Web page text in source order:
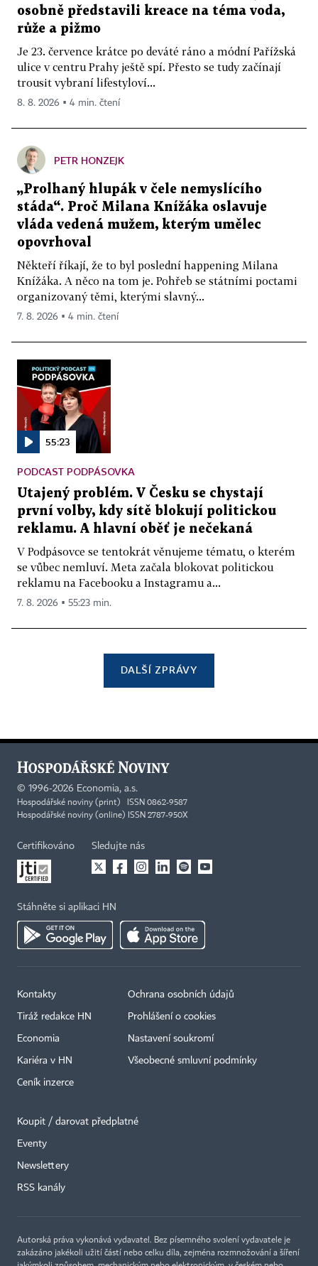
osobně představili kreace na téma voda,
růže a pižmo
Je 23. července krátce po deváté ráno a módní Pařížská
ulice v centru Prahy ještě spí. Přesto se tudy začínají
trousit vybraní lifestyloví...
8. 8. 2026 ▪ 4 min. čtení
PETR HONZEJK
„Prolhaný hlupák v čele nemyslícího
stáda“. Proč Milana Knížáka oslavuje
vláda vedená mužem, kterým umělec
opovrhoval
Někteří říkají, že to byl poslední happening Milana
Knížáka. A něco na tom je. Pohřeb se státními poctami
organizovaný těmi, kterými slavný...
7. 8. 2026 ▪ 4 min. čtení
55:23
PODCAST PODPÁSOVKA
Utajený problém. V Česku se chystají
první volby, kdy sítě blokují politickou
reklamu. A hlavní oběť je nečekaná
V Podpásovce se tentokrát věnujeme tématu, o kterém
se vůbec nemluví. Meta začala blokovat politickou
reklamu na Facebooku a Instagramu a...
7. 8. 2026 ▪ 55:23 min.
DALŠÍ ZPRÁVY
© 1996-2026 Economia, a.s.
Hospodářské noviny (print) ISSN 0862-9587
Hospodářské noviny (online) ISSN 2787-950X
Certifikováno Sledujte nás
Stáhněte si aplikaci HN
Kontakty
Tiráž redakce HN
Economia
Kariéra v HN
Ceník inzerce
Ochrana osobních údajů
Prohlášení o cookies
Nastavení soukromí
Všeobecné smluvní podmínky
Koupit / darovat předplatné
Eventy
Newslettery
RSS kanály
Autorská práva vykonává vydavatel. Bez písemného svolení vydavatele je
zakázáno jakékoli užití částí nebo celku díla, zejména rozmnožování a šíření